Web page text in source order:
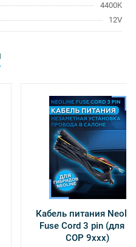
4400K
12V
Кабель питания
Fuse Cord 3 pin (для Х-
СОР 9ххх)